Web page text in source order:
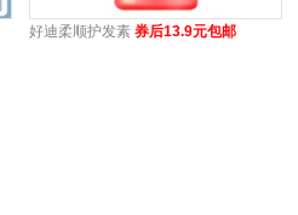
好迪柔顺护发素 券后13.9元包邮